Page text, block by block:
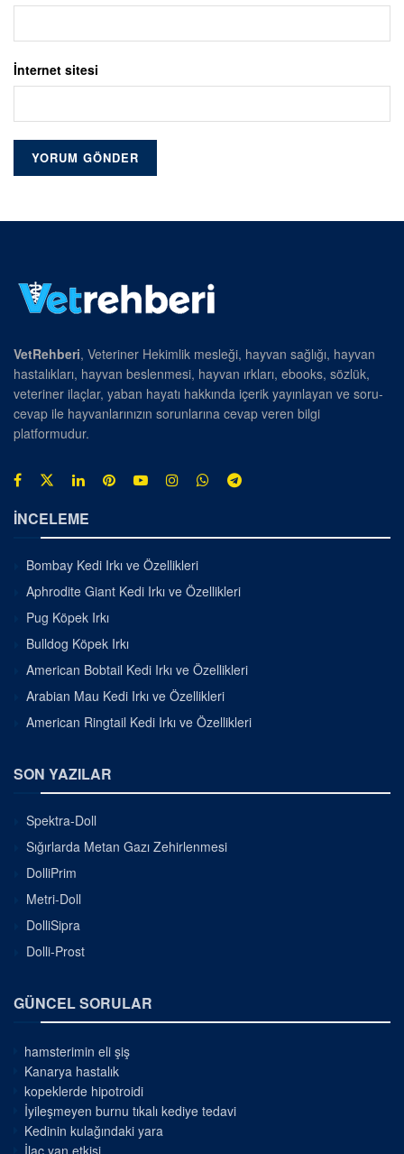
İnternet sitesi
VetRehberi, Veteriner Hekimlik mesleği, hayvan sağlığı, hayvan
hastalıkları, hayvan beslenmesi, hayvan ırkları, ebooks, sözlük,
veteriner ilaçlar, yaban hayatı hakkında içerik yayınlayan ve soru-
cevap ile hayvanlarınızın sorunlarına cevap veren bilgi
platformudur.
İNCELEME
Bombay Kedi Irkı ve Özellikleri
Aphrodite Giant Kedi Irkı ve Özellikleri
Pug Köpek Irkı
Bulldog Köpek Irkı
American Bobtail Kedi Irkı ve Özellikleri
Arabian Mau Kedi Irkı ve Özellikleri
American Ringtail Kedi Irkı ve Özellikleri
SON YAZILAR
Spektra-Doll
Sığırlarda Metan Gazı Zehirlenmesi
DolliPrim
Metri-Doll
DolliSipra
Dolli-Prost
GÜNCEL SORULAR
hamsterimin eli şiş
Kanarya hastalık
kopeklerde hipotroidi
İyileşmeyen burnu tıkalı kediye tedavi
Kedinin kulağındaki yara